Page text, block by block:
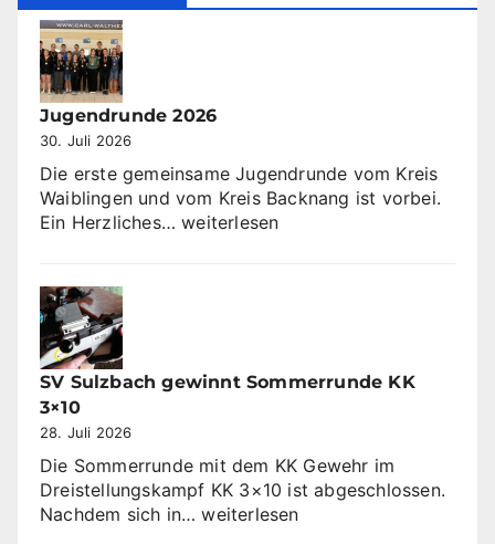
Jugendrunde 2026
30. Juli 2026
Die erste gemeinsame Jugendrunde vom Kreis
Waiblingen und vom Kreis Backnang ist vorbei.
Ein Herzliches…Jugendrunde
weiterlesen
SV Sulzbach gewinnt Sommerrunde KK
3×10
28. Juli 2026
Die Sommerrunde mit dem KK Gewehr im
Dreistellungskampf KK 3×10 ist abgeschlossen.
Nachdem sich in…SV
weiterlesen